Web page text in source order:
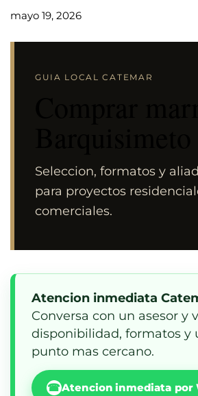
mayo 19, 2026
GUIA LOCAL CATEMAR
Seleccion, formatos y
para proyectos
comerciales.
Atencion inmediata
Conversa con un asesor y
disponibilidad, formatos y
punto mas cercano.
☎Atencion inmediata por